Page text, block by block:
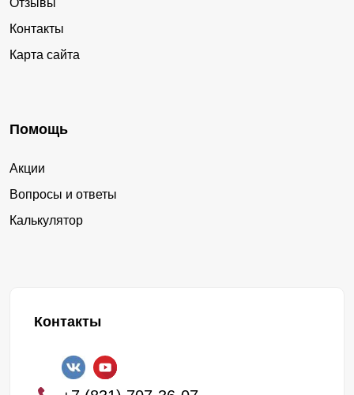
Контакты
Карта сайта
Помощь
Акции
Вопросы и ответы
Калькулятор
Контакты